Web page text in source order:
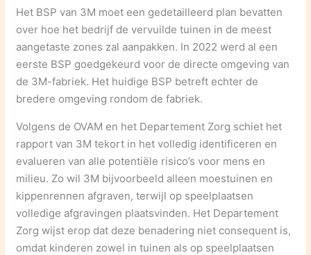
Het BSP van 3M moet een gedetailleerd plan bevatten
over hoe het bedrijf de vervuilde tuinen in de meest
aangetaste zones zal aanpakken. In 2022 werd al een
eerste BSP goedgekeurd voor de directe omgeving van
de 3M-fabriek. Het huidige BSP betreft echter de
bredere omgeving rondom de fabriek.
Volgens de OVAM en het Departement Zorg schiet het
rapport van 3M tekort in het volledig identificeren en
evalueren van alle potentiële risico’s voor mens en
milieu. Zo wil 3M bijvoorbeeld alleen moestuinen en
kippenrennen afgraven, terwijl op speelplaatsen
volledige afgravingen plaatsvinden. Het Departement
Zorg wijst erop dat deze benadering niet consequent is,
omdat kinderen zowel in tuinen als op speelplaatsen